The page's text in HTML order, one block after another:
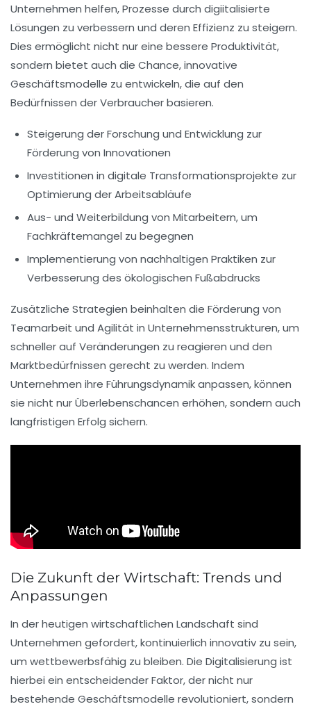
Unternehmen helfen, Prozesse durch digiitalisierte
Lösungen zu verbessern und deren Effizienz zu steigern.
Dies ermöglicht nicht nur eine bessere Produktivität,
sondern bietet auch die Chance, innovative
Geschäftsmodelle zu entwickeln, die auf den
Bedürfnissen der Verbraucher basieren.
Steigerung derForschung und Entwicklung zur
Förderung von Innovationen
Investitionen in digitale Transformationsprojekte zur
Optimierung der Arbeitsabläufe
Aus- und Weiterbildung von Mitarbeitern, um
Fachkräftemangel zu begegnen
Implementierung von nachhaltigen Praktiken zur
Verbesserung des ökologischen Fußabdrucks
Zusätzliche Strategien beinhalten die Förderung von
Teamarbeit und Agilität in Unternehmensstrukturen, um
schneller auf Veränderungen zu reagieren und den
Marktbedürfnissen gerecht zu werden. Indem
Unternehmen ihre Führungsdynamikanpassen, können
sie nicht nur Überlebenschancen erhöhen, sondern auch
langfristigen Erfolg sichern.
Die Zukunft der Wirtschaft: Trends und
Anpassungen
In der heutigen wirtschaftlichen Landschaft sind
Unternehmen gefordert, kontinuierlich innovativ zu sein,
um wettbewerbsfähig zu bleiben. Die Digitalisierung ist
hierbei ein entscheidender Faktor, der nicht nur
bestehende Geschäftsmodelle revolutioniert, sondern